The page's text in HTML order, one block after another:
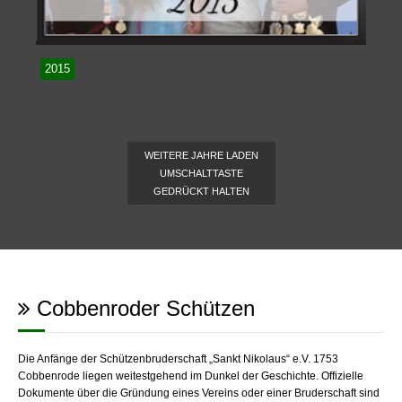
2015
WEITERE JAHRE LADEN
UMSCHALTTASTE
GEDRÜCKT HALTEN
Cobbenroder Schützen
Die Anfänge der Schützenbruderschaft „Sankt Nikolaus“ e.V. 1753
Cobbenrode liegen weitestgehend im Dunkel der Geschichte. Offizielle
Dokumente über die Gründung eines Vereins oder einer Bruderschaft sind